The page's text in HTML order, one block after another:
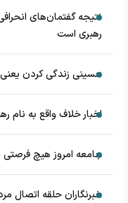
نتیجه گفتمان‌های
رهبری است
حسینی زندگی کردن یعنی
اخبار خلاف واقع به نام
جامعه امروز هیچ فرصتی
خبرنگاران حلقه اتصال